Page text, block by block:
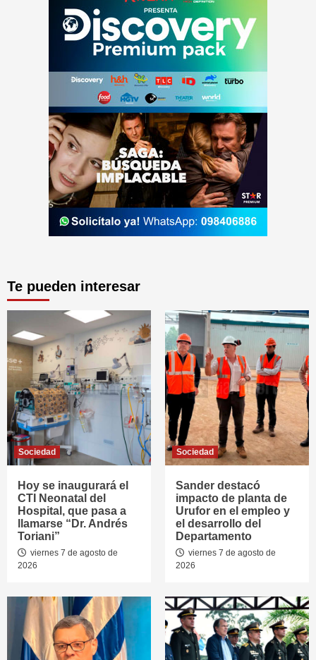
Te pueden interesar
Sociedad
Hoy se inaugurará el
CTI Neonatal del
Hospital, que pasa a
llamarse “Dr. Andrés
Toriani”
viernes 7 de agosto de
2026
Sociedad
Sander destacó
impacto de planta de
Urufor en el empleo y
el desarrollo del
Departamento
viernes 7 de agosto de
2026